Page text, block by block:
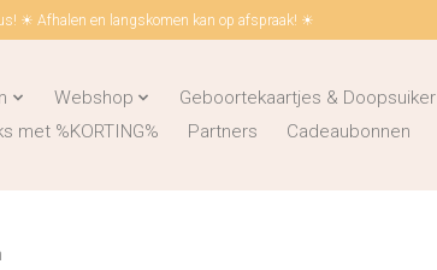
☀ Afhalen en langskomen kan op afspraak! ☀
Webshop Geboortekaartjes & Doopsuiker
met %KORTING%
Partners Cadeaubonnen